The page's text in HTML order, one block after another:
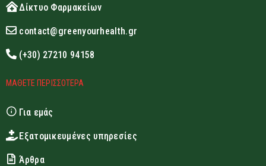
Δίκτυο Φαρμακείων
contact@greenyourhealth.gr
(+30) 27210 94158
ΜΑΘΕΤΕ ΠΕΡΙΣΣΟΤΕΡΑ
Για εμάς
Εξατομικευμένες υπηρεσίες
Άρθρα